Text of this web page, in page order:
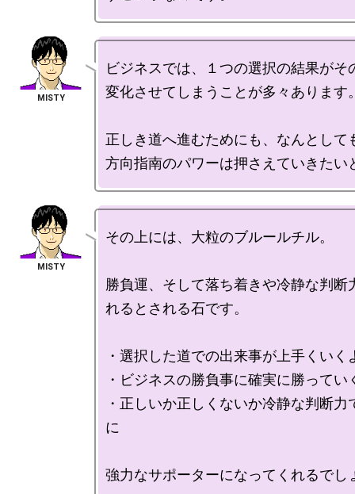
ビジネスでは、１つの選択の結果がそ
変化させてしまうことが多々あります
正しき道へ進むためにも、なんとして
その上には、大粒のブルールチル。
勝負運、そして落ち着きや冷静な判断
れるとされる石です。
・選択した道での出来事が上手くいく
・ビジネスの勝負事に確実に勝ってい
・正しいか正しくないか冷静な判断力
に